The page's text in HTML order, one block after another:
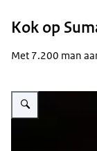
Kok op
Met 7.200 man
Vergroot afbeelding